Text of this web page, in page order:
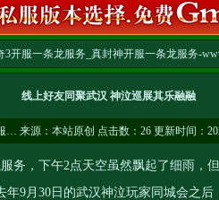
开服一条龙服务_真封神开服一条龙服务-
线上好友同聚武汉 神泣巡展其乐融融
… 来源：本站原创 点击数： 26 更新时间：
务 ，下午2点天空虽然飘起了细雨，
9月30日的武汉神泣玩家同城会之